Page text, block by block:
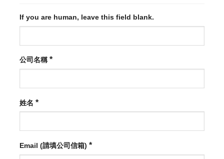
If you are human, leave this field blank.
公司名稱*
姓名*
Email (請填公司信箱)*